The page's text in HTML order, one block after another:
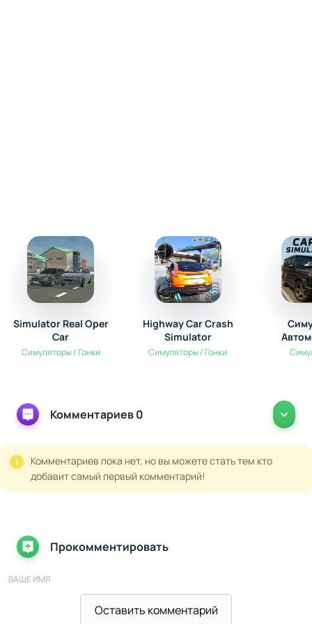
Simulator Real Oper
Car
Симуляторы / Гонки
Highway Car Crash
Simulator
Симуляторы / Гонки
Комментариев 0
Комментариев пока нет, но вы можете стать тем кто
добавит самый первый комментарий!
Прокомментировать
ВАШЕ ИМЯ
Оставить комментарий